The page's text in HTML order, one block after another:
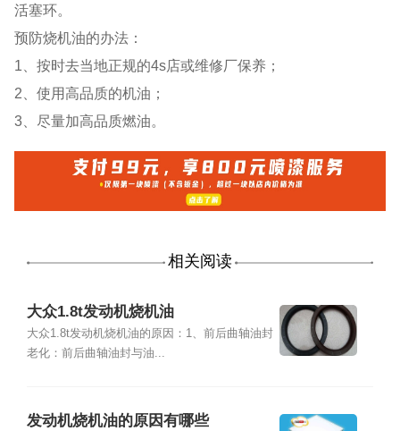
活塞环。
预防烧机油的办法：
1、按时去当地正规的4s店或维修厂保养；
2、使用高品质的机油；
3、尽量加高品质燃油。
相关阅读
大众1.8t发动机烧机油
大众1.8t发动机烧机油的原因：1、前后曲轴油封
老化：前后曲轴油封与油...
发动机烧机油的原因有哪些